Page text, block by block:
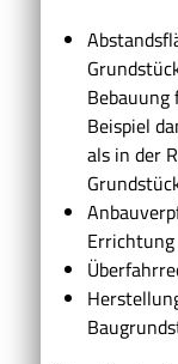
Beispiel
als in der
Errichtung